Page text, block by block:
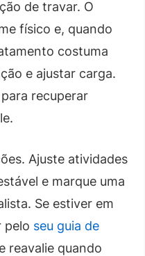
de travar. O
físico e, quando
costuma
e ajustar carga.
recuperar
Ajuste atividades
e marque uma
Se estiver em
pelo seu guia de
reavalie quando